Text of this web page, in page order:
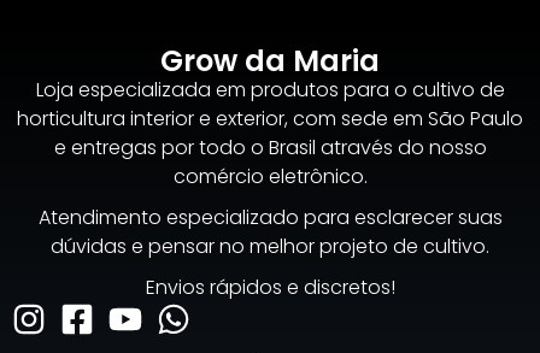
Grow da Maria
Loja especializada em produtos para o cultivo de
horticultura interior e exterior, com sede em São Paulo
e entregas por todo o Brasil através do nosso
comércio eletrônico.
Atendimento especializado para esclarecer suas
dúvidas e pensar no melhor projeto de cultivo.
Envios rápidos e discretos!